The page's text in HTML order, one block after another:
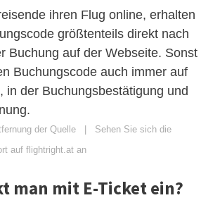
ihren Flug online, erhalten
größtenteils direkt nach
Buchung auf der Webseite. Sonst
Buchungscode auch immer auf
in der Buchungsbestätigung und
der Quelle | Sehen Sie sich die
auf flightright.at an
man mit E-Ticket ein?